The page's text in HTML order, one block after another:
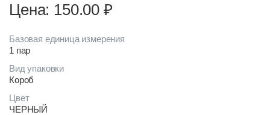
Цена: 150.00 ₽
Базовая единица измерения
1 пар
Вид упаковки
Короб
Цвет
ЧЕРНЫЙ